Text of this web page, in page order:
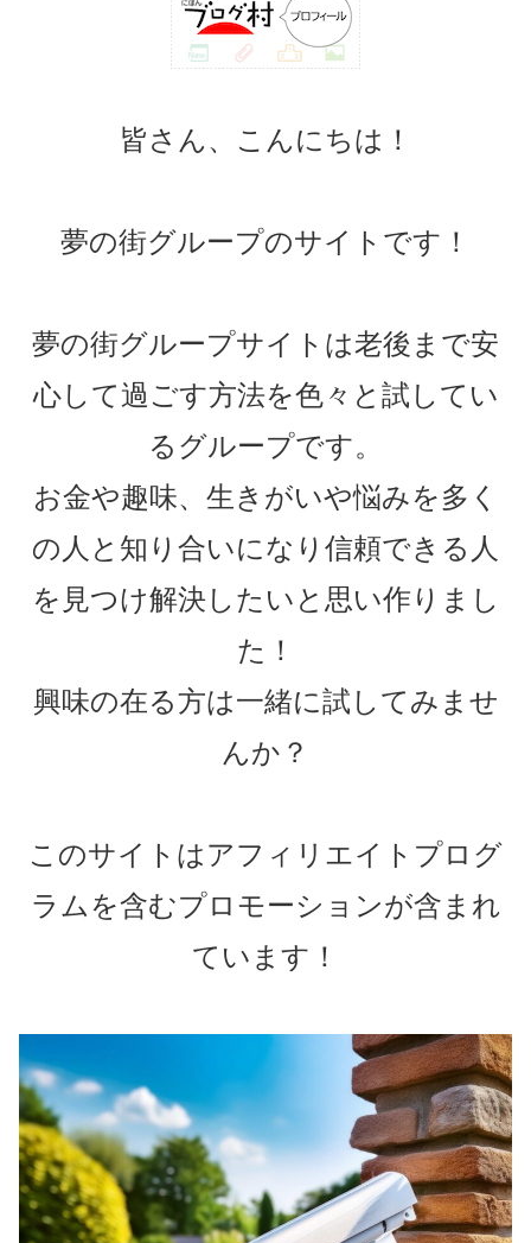
皆さん、こんにちは！
夢の街グループのサイトです！
夢の街グループサイトは老後まで安
心して過ごす方法を色々と試してい
るグループです。
お金や趣味、生きがいや悩みを多く
の人と知り合いになり信頼できる人
を見つけ解決したいと思い作りまし
た！
興味の在る方は一緒に試してみませ
んか？
このサイトはアフィリエイトプログ
ラムを含むプロモーションが含まれ
ています！